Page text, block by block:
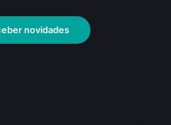
novidades